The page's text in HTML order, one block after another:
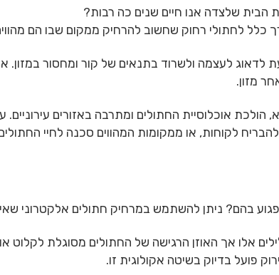
הבית שלצדה אנו חיים שנים כה רבות?
לחתולי רחוק שחשוב להרחיק ממקום שבו הם
לדאוג לעצמה ולשרוד בתנאים של קור ומחסור
מזון.
הולכת אוכלוסיית החתולים ומתרבה באזורים
לקוחות, או ממקומות המהווים סכנה לחיי
בהם? ניתן להשתמש במרחיק חתולים אלקטרוני
אלו אך האוזן הרגישה של החתולים מסוגלת לקלוט
פועל בדיוק בשיטה אקולוגית זו.